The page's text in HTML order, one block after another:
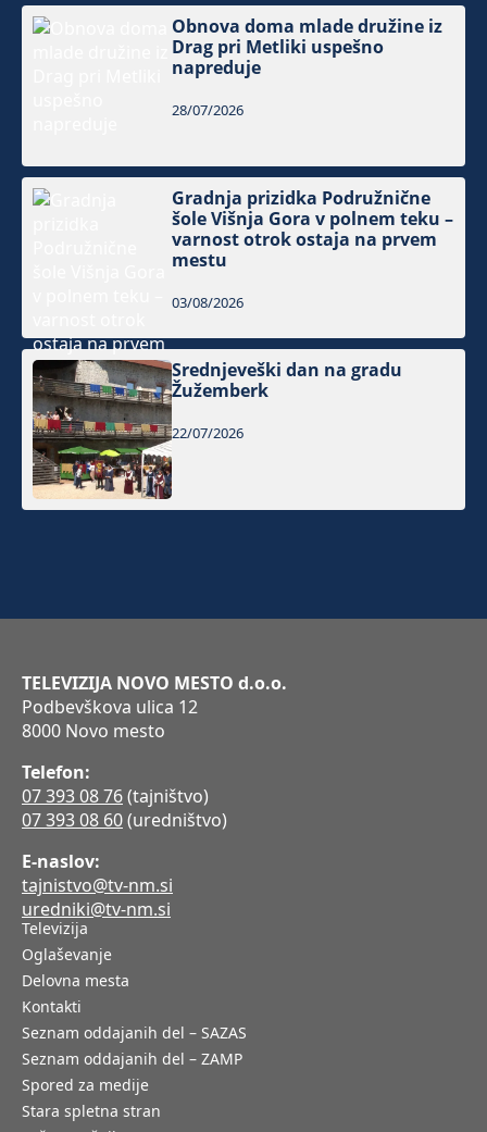
Obnova doma mlade družine iz
Drag pri Metliki uspešno
napreduje
28/07/2026
Gradnja prizidka Podružnične
šole Višnja Gora v polnem teku –
varnost otrok ostaja na prvem
mestu
03/08/2026
Srednjeveški dan na gradu
Žužemberk
22/07/2026
TELEVIZIJA NOVO MESTO d.o.o.
Podbevškova ulica 12
8000 Novo mesto
Telefon:
07 393 08 76(tajništvo)
07 393 08 60(uredništvo)
E-naslov:
tajnistvo@tv-nm.si
uredniki@tv-nm.si
Televizija
Oglaševanje
Delovna mesta
Kontakti
Seznam oddajanih del – SAZAS
Seznam oddajanih del – ZAMP
Spored za medije
Stara spletna stran